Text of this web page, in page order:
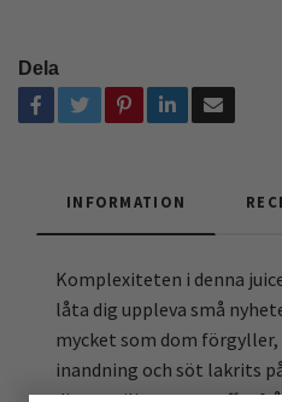
Dela
INFORMATION
Komplexiteten i denna
låta dig uppleva små
mycket som dom
inandning och söt lakrits